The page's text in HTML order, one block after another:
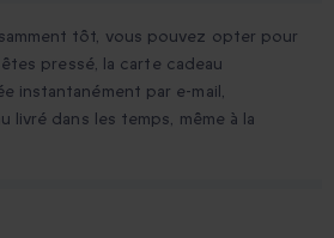
tôt, vous pouvez opter pour
pressé, la carte cadeau
instantanément par e-mail,
livré dans les temps, même à la